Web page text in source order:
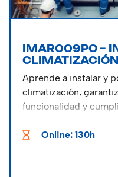
IMAR009PO –
CLIMATIZACIÓN
Aprende a instalar y
climatización,
funcionalidad y
Online: 130h